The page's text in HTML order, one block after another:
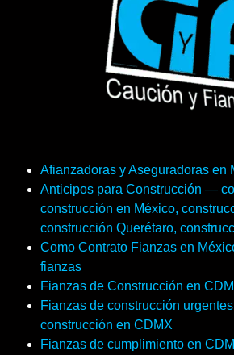
Afianzadoras y Aseguradoras en
Anticipos para Construcción —
construcción en México,
construcción Querétaro,
Como Contrato Fianzas en
fianzas
Fianzas de Construcción en
Fianzas de construcción
construcción en CDMX
Fianzas de cumplimiento en